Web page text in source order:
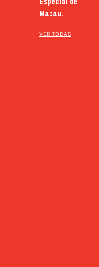
Macau.
VER TODAS